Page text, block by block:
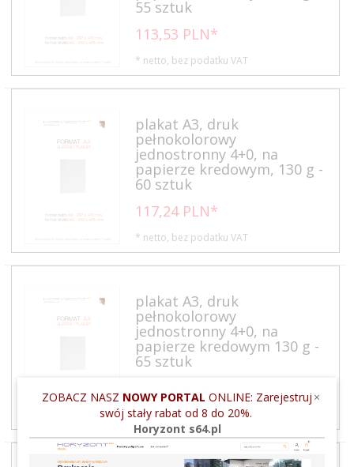
55 sztuk
113,53 PLN*
* netto, bez podatku VAT
plakat A3, druk
pełnokolorowy
jednostronny 4+0, na
papierze kredowym, 130 g -
60 sztuk
117,24 PLN*
* netto, bez podatku VAT
plakat A3, druk
pełnokolorowy
jednostronny 4+0, na
papierze kredowym 130 g -
65 sztuk
* netto, bez podatku VAT
×
ZOBACZ NASZ NOWY PORTAL ONLINE: Zarejestruj
swój stały rabat od 8 do 20%.
Horyzont s64.pl